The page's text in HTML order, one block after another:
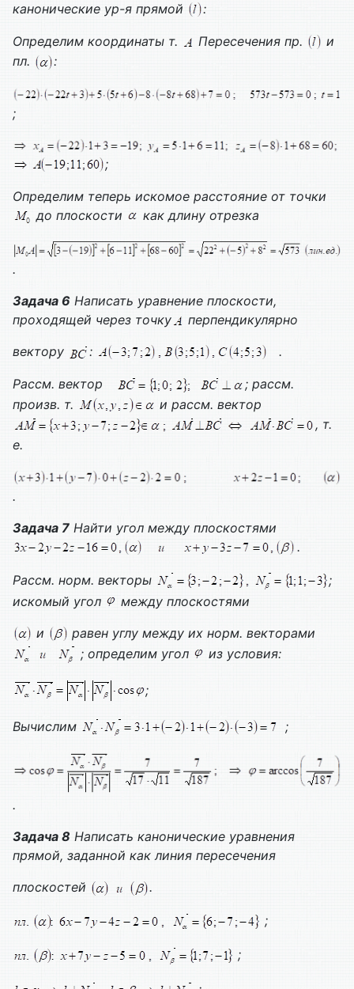
канонические ур-я прямой
:
Определим координаты т. Пересечения пр.
и
пл.
:
;
;
Определим теперь искомое расстояние от точки
до плоскости
как длину отрезка
.
Задача 6 Написать уравнение плоскости,
проходящей через точку
перпендикулярно
вектору
: .
Рассм. вектор
; рассм.
произв. т.
и рассм. вектор
, т.
е.
.
Задача 7 Найти угол между плоскостями
.
Рассм. норм. векторы
;
искомый угол
между плоскостями
и
равен углу между их норм. векторами
; определим угол
из условия:
;
Вычислим ;
.
Задача 8 Написать канонические уравнения
прямой, заданной как линия пересечения
плоскостей
.
;
;